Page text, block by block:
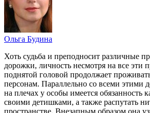
Ольга Будина
Хоть судьба и преподносит различные
дорожки, личность несмотря на все эти
поднятой головой продолжает
персонам. Параллельно со всеми этими
на плечах у особы имеется обязанность
своими детишками, а также распутать
пространстве. Внезапным образом она